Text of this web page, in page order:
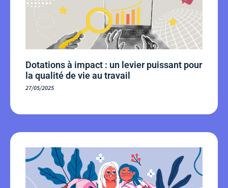
Dotations à impact : un levier puissant pour
la qualité de vie au travail
27/05/2025